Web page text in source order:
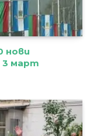
нови
3 март